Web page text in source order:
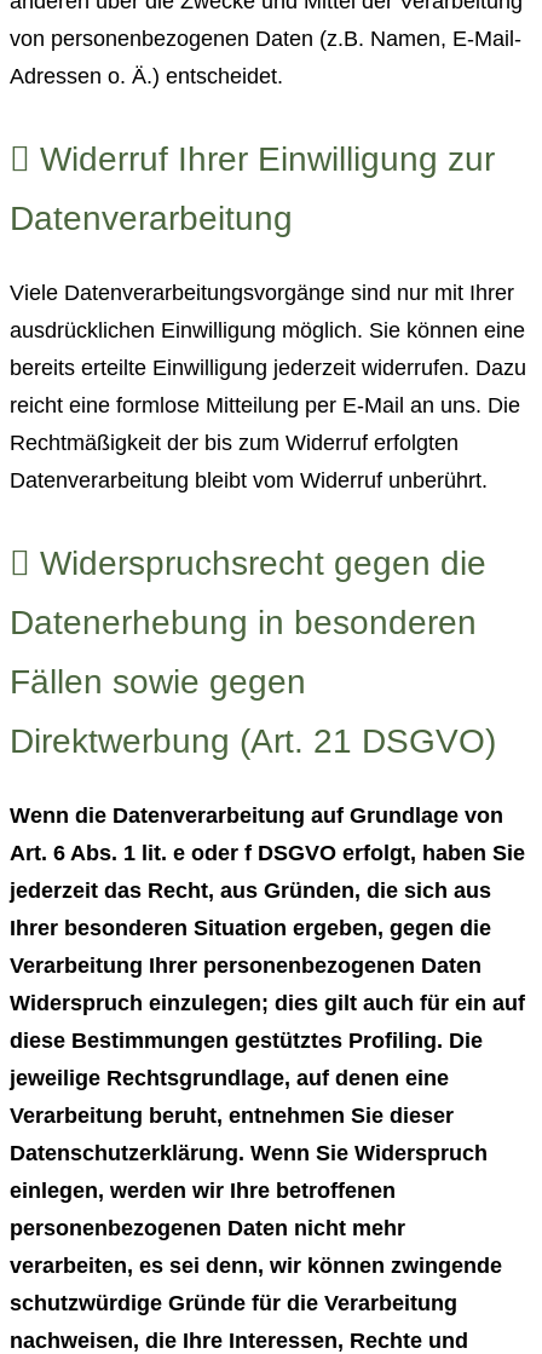
von personenbezogenen Daten (z.B. Namen, E-Mail-
Adressen o. Ä.) entscheidet.
Widerruf Ihrer Einwilligung zur
Datenverarbeitung
Viele Datenverarbeitungsvorgänge sind nur mit Ihrer
ausdrücklichen Einwilligung möglich. Sie können eine
bereits erteilte Einwilligung jederzeit widerrufen. Dazu
reicht eine formlose Mitteilung per E-Mail an uns. Die
Rechtmäßigkeit der bis zum Widerruf erfolgten
Datenverarbeitung bleibt vom Widerruf unberührt.
Widerspruchsrecht gegen die
Datenerhebung in besonderen
Fällen sowie gegen
Direktwerbung (Art. 21 DSGVO)
Wenn die Datenverarbeitung auf Grundlage von
Art. 6 Abs. 1 lit. e oder f DSGVO erfolgt, haben Sie
jederzeit das Recht, aus Gründen, die sich aus
Ihrer besonderen Situation ergeben, gegen die
Verarbeitung Ihrer personenbezogenen Daten
Widerspruch einzulegen; dies gilt auch für ein auf
diese Bestimmungen gestütztes Profiling. Die
jeweilige Rechtsgrundlage, auf denen eine
Verarbeitung beruht, entnehmen Sie dieser
Datenschutzerklärung. Wenn Sie Widerspruch
einlegen, werden wir Ihre betroffenen
personenbezogenen Daten nicht mehr
verarbeiten, es sei denn, wir können zwingende
schutzwürdige Gründe für die Verarbeitung
nachweisen, die Ihre Interessen, Rechte und